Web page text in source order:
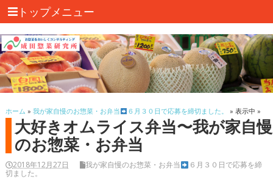
トップメニュー
ホーム » 我が家自慢のお惣菜・お弁当 ６月３０日で応募を締切ました。 » 表示中 »
大好きオムライス弁当〜我が家自慢
のお惣菜・お弁当
2018年12月27日 我が家自慢のお惣菜・お弁当
６月３０日で応募を締
切ました。